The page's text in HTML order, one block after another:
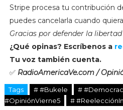
Stripe procesa tu contribución
puedes cancelarla cuando
Gracias por defender la libertad
¿Qué opinas? Escríbenos a
Tu voz también cuenta.
✅ RadioAmericaVe.com /
Tags # #Bukele #
#OpiniónVierne5
#